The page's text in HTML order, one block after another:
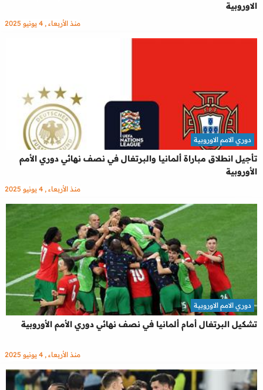
الاوروبية
منذ الأربعاء , 4 يونيو 2025
تأجيل انطلاق مباراة ألمانيا والبرتغال في نصف نهائي دوري الأمم
الأوروبية
دوري الامم الاوروبية
منذ الأربعاء , 4 يونيو 2025
تشكيل البرتغال أمام ألمانيا في نصف نهائي دوري الأمم الأوروبية
دوري الامم الاوروبية
منذ الأربعاء , 4 يونيو 2025